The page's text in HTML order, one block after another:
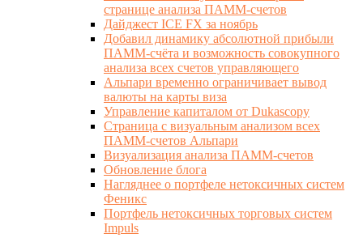
странице анализа ПАММ-счетов
Дайджест ICE FX за ноябрь
Добавил динамику абсолютной прибыли
ПАММ-счёта и возможность совокупного
анализа всех счетов управляющего
Альпари временно ограничивает вывод
валюты на карты виза
Управление капиталом от Dukascopy
Страница с визуальным анализом всех
ПАММ-счетов Альпари
Визуализация анализа ПАММ-счетов
Обновление блога
Нагляднее о портфеле нетоксичных систем
Феникс
Портфель нетоксичных торговых систем
Impuls